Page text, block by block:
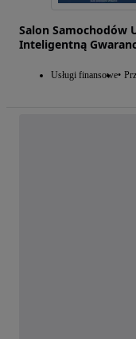
Salon Samochodów
Inteligentną
Usługi finansowe